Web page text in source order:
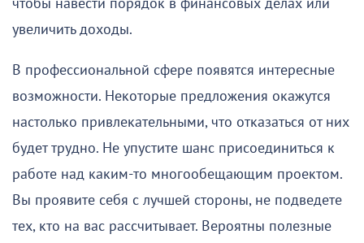
чтобы навести порядок в финансовых делах или
увеличить доходы.
В профессиональной сфере появятся интересные
возможности. Некоторые предложения окажутся
настолько привлекательными, что отказаться от них
будет трудно. Не упустите шанс присоединиться к
работе над каким-то многообещающим проектом.
Вы проявите себя с лучшей стороны, не подведете
тех, кто на вас рассчитывает. Вероятны полезные